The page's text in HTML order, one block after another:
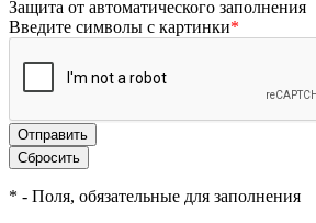
Защита от автоматического заполнения
Введите символы с картинки*
* - Поля, обязательные для заполнения